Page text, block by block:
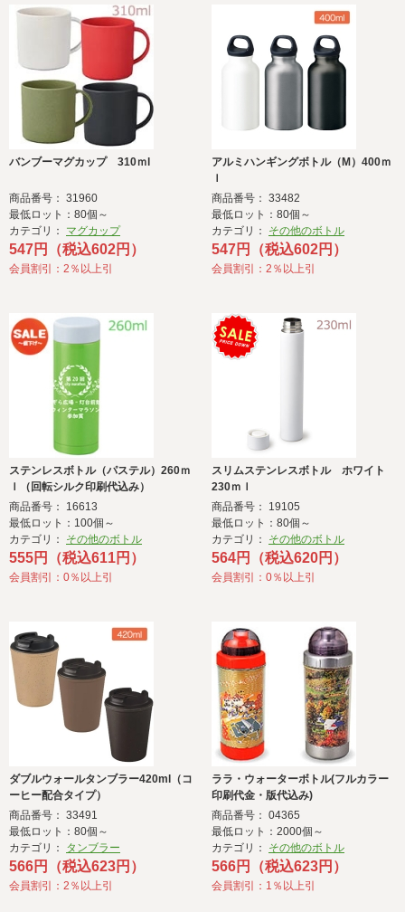
バンブーマグカップ 310ｍl
商品番号： 31960
最低ロット：80個～
カテゴリ： マグカップ
547円（税込602円）
会員割引：2％以上引
アルミハンギングボトル（M）400ｍ
ｌ
商品番号： 33482
最低ロット：80個～
カテゴリ： その他のボトル
547円（税込602円）
会員割引：2％以上引
ステンレスボトル（パステル）260ｍ
ｌ（回転シルク印刷代込み）
商品番号： 16613
最低ロット：100個～
カテゴリ： その他のボトル
555円（税込611円）
会員割引：0％以上引
スリムステンレスボトル ホワイト
230ｍｌ
商品番号： 19105
最低ロット：80個～
カテゴリ： その他のボトル
564円（税込620円）
会員割引：0％以上引
ダブルウォールタンブラー420ml（コ
ーヒー配合タイプ）
商品番号： 33491
最低ロット：80個～
カテゴリ： タンブラー
566円（税込623円）
会員割引：2％以上引
ララ・ウォーターボトル(フルカラー
印刷代金・版代込み)
商品番号： 04365
最低ロット：2000個～
カテゴリ： その他のボトル
566円（税込623円）
会員割引：1％以上引